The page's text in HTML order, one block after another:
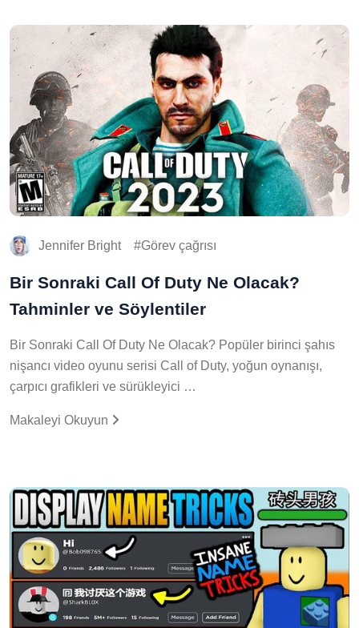
Jennifer Bright Görev çağrısı
Bir Sonraki Call Of Duty Ne Olacak?
Tahminler ve Söylentiler
Bir Sonraki Call Of Duty Ne Olacak? Popüler birinci şahıs
nişancı video oyunu serisi Call of Duty, yoğun oynanışı,
çarpıcı grafikleri ve sürükleyici …
Makaleyi Okuyun